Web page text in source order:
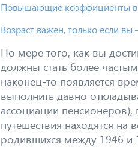
Повышающие коэффициенты в
Возраст важен, только если вы
По мере того, как вы
должны стать более
наконец-то появляется
выполнить давно
ассоциации пенсионеров),
путешествия находятся
родившихся между 1946 и